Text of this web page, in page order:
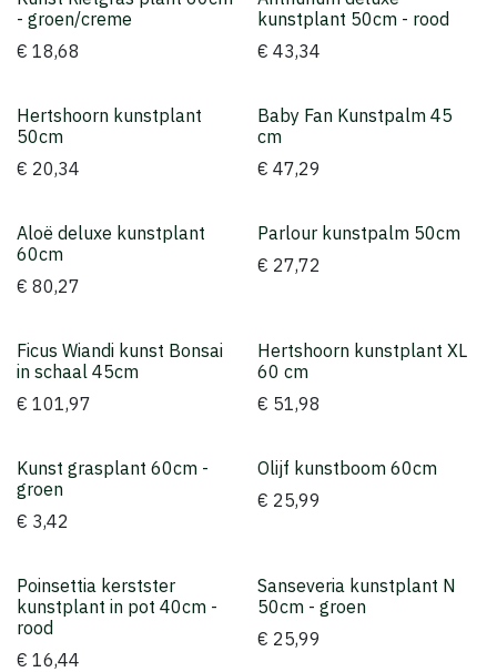
Topper
- groen/creme
€ 18,68
kunstplant 50cm - rood
€ 43,34
Hertshoorn kunstplant
50cm
€ 20,34
Topper
Baby Fan Kunstpalm 45
cm
€ 47,29
Aloë deluxe kunstplant
60cm
€ 80,27
Parlour kunstpalm 50cm
€ 27,72
Ficus Wiandi kunst Bonsai
in schaal 45cm
€ 101,97
Hertshoorn kunstplant XL
60 cm
€ 51,98
Kunst grasplant 60cm -
groen
€ 3,42
Olijf kunstboom 60cm
€ 25,99
Poinsettia kerstster
kunstplant in pot 40cm -
rood
€ 16,44
Sanseveria kunstplant N
50cm - groen
€ 25,99